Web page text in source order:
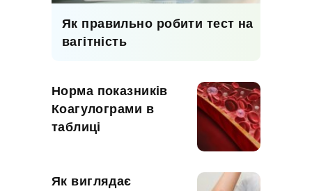
Як правильно робити тест на
вагітність
Норма показників
Коагулограми в
таблиці
Як виглядає